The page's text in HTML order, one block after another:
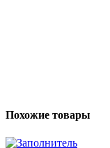
Похожие товары